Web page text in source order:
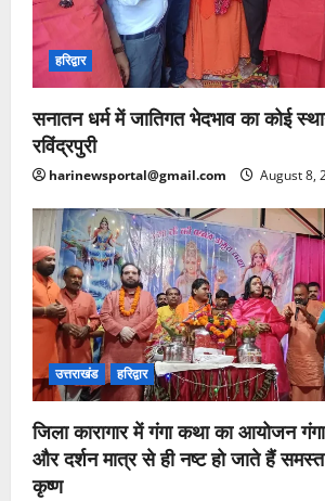
हरिद्वार
सनातन धर्म में जातिगत भेदभाव का कोई
रविंद्रपुरी
harinewsportal@gmail.com August 8,
उत्तराखंड हरिद्वार
जिला कारागार में गंगा कथा का आयोजन
और दर्शन मात्र से ही नष्ट हो जाते हैं
कृष्ण